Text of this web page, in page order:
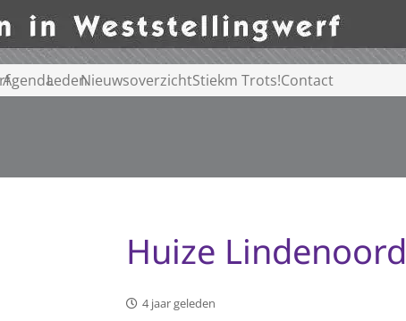
AgendaLedenNieuwsoverzichtStiekm Trots!Contact
Huize Lindenoord
4 jaar geleden